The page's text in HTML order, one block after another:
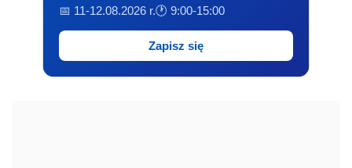
📅 11-12.08.2026 r.🕐 9:00-15:00
Zapisz się